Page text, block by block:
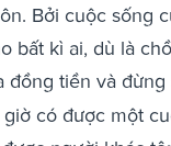
Bởi cuộc sống
bất kì ai, dù là
đồng tiền và
có được một